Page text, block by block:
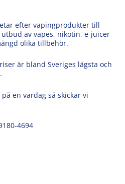
efter vapingprodukter till
av vapes, nikotin, e-juicer
olika tillbehör.
är bland Sveriges lägsta och
en vardag så skickar vi
4694